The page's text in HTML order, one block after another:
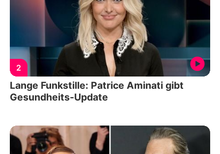
2
Lange Funkstille: Patrice Aminati gibt
Gesundheits-Update